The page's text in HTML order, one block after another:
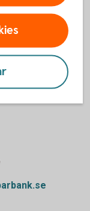
byte av
påverkar
meddela oss.